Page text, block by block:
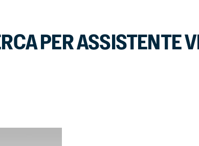
PER ASSISTENTE